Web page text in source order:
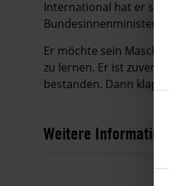
International hat er
Er möchte sein
zu lernen. Er ist
bestanden. Dann
Weitere